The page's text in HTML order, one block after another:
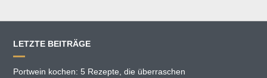
LETZTE BEITRÄGE
Portwein kochen: 5 Rezepte, die überraschen